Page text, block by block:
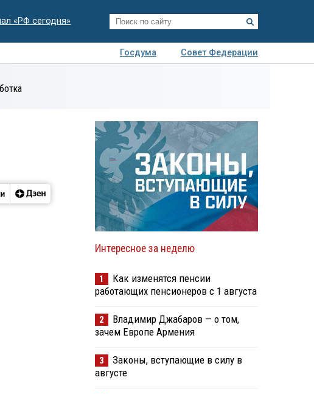
«РФ сегодня»
Госдума
Совет Федерации
Интересное за неделю
1
Как изменятся пенсии
работающих пенсионеров с 1 августа
2
Владимир Джабаров — о том,
зачем Европе Армения
3
Законы, вступающие в силу в
августе